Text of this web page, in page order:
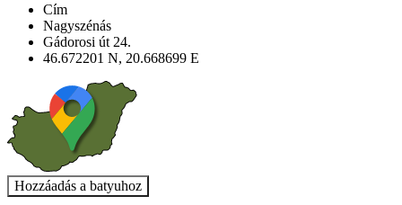
Cím
Nagyszénás
Gádorosi út 24.
46.672201 N, 20.668699 E